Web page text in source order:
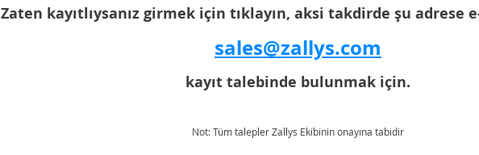
Zaten kayıtlıysanız girmek için tıklayın, aksi takdirde şu adrese
sales@zallys.com
kayıt talebinde bulunmak için.
Not: Tüm talepler Zallys Ekibinin onayına tabidir